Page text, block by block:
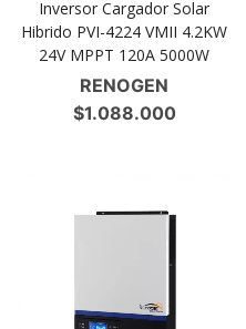
Inversor Cargador Solar
Hibrido PVI-4224 VMII 4.2KW
24V MPPT 120A 5000W
RENOGEN
$1.088.000